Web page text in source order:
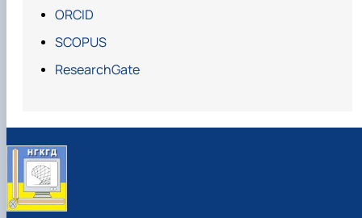
ORCID
SCOPUS
ResearchGate